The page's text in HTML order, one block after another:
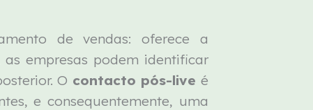
de vendas: oferece a
empresas podem identificar
O contacto pós-live é
e consequentemente, uma